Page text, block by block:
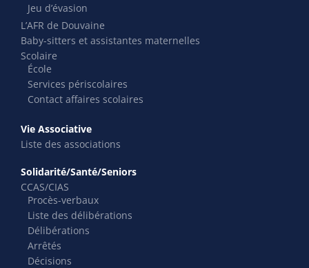
Jeu d’évasion
L’AFR de Douvaine
Baby-sitters et assistantes maternelles
Scolaire
École
Services périscolaires
Contact affaires scolaires
Vie Associative
Liste des associations
Solidarité/Santé/Seniors
CCAS/CIAS
Procès-verbaux
Liste des délibérations
Délibérations
Arrêtés
Décisions